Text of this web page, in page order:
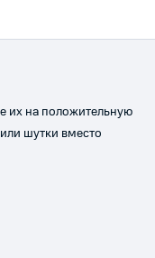
их на положительную
шутки вместо